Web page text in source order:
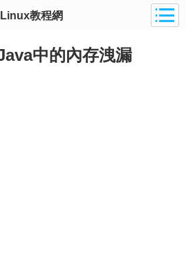
Linux教程網
中的內存洩漏